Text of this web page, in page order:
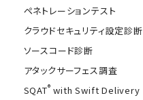
ペネトレーションテスト
クラウドセキュリティ設定診断
ソースコード診断
アタックサーフェス調査
SQAT® with Swift Delivery